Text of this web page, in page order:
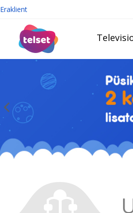
Eraklient